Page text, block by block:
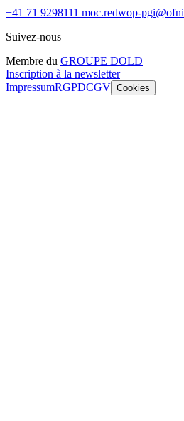
+41 71 9298111 moc.redwop-pgi@ofni
Suivez-nous
Membre du GROUPE DOLD
Inscription à la newsletter
ImpressumRGPDCGV Cookies